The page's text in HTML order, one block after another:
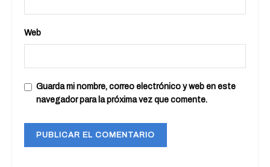
Web
Guarda mi nombre, correo electrónico y web en este
navegador para la próxima vez que comente.